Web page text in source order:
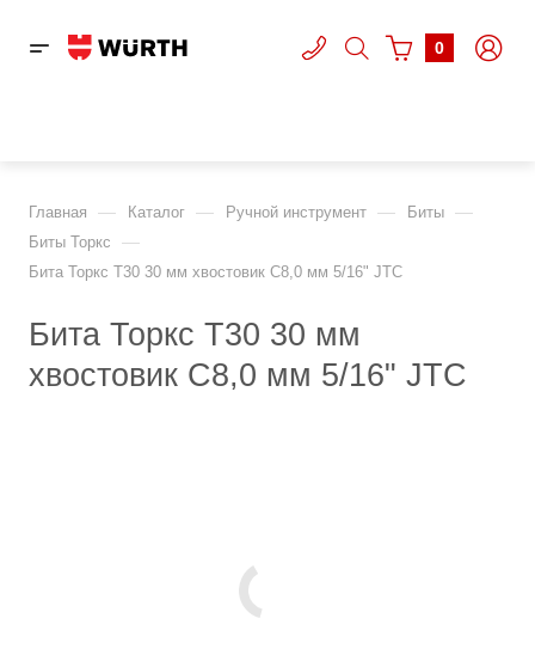
0
Главная — Каталог — Ручной инструмент — Биты —
Биты Торкс —
Бита Торкс T30 30 мм хвостовик С8,0 мм 5/16" JTC
Бита Торкс T30 30 мм
хвостовик С8,0 мм 5/16" JTC